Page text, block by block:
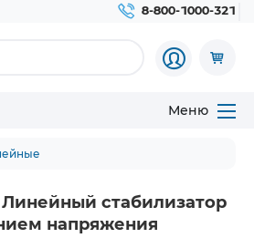
8-800-1000-321
Меню
Линейный стабилизатор
напряжения